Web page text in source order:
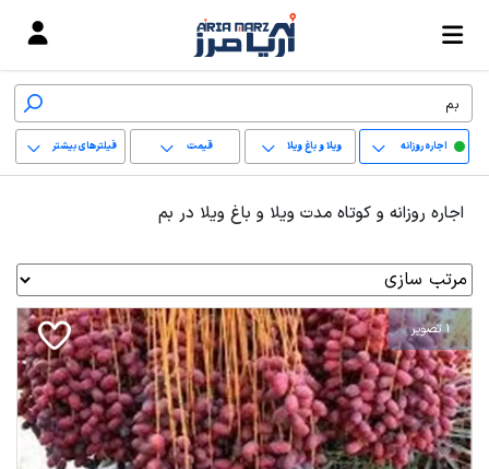
اجاره روزانه ویلا و باغ ویلا قیمت فیلترهای بیشتر
پاک کردن محدوده
انتخابی
اجاره روزانه و کوتاه مدت ویلا و باغ ویلا در بم
1 تصویر